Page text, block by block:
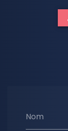
Nom